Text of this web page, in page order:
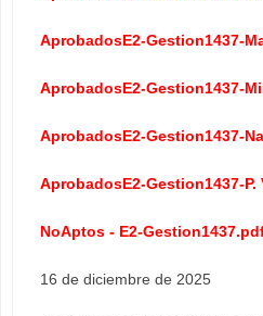
AprobadosE2-Gestion1437-
AprobadosE2-Gestion1437-
AprobadosE2-Gestion1437-
AprobadosE2-Gestion1437-P.
NoAptos - E2-
16 de diciembre de 2025